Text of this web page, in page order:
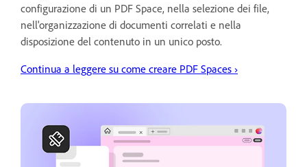
configurazione di un PDF Space, nella selezione dei file,
nell'organizzazione di documenti correlati e nella
disposizione del contenuto in un unico posto.
Continua a leggere su come creare PDF Spaces ›